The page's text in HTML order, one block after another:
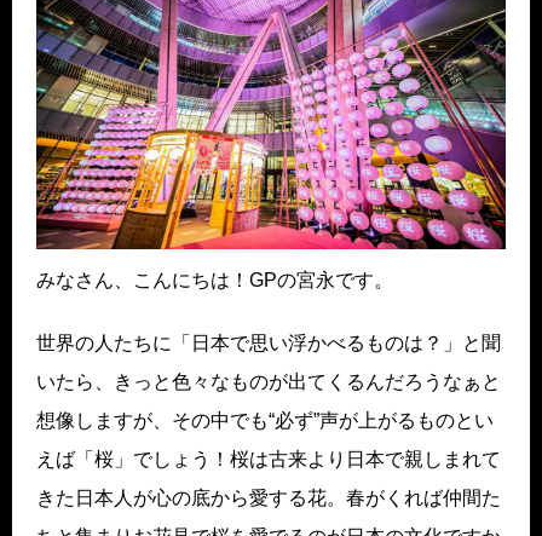
みなさん、こんにちは！GPの宮永です。
世界の人たちに「日本で思い浮かべるものは？」と聞
いたら、きっと色々なものが出てくるんだろうなぁと
想像しますが、その中でも“必ず”声が上がるものとい
えば「桜」でしょう！桜は古来より日本で親しまれて
きた日本人が心の底から愛する花。春がくれば仲間た